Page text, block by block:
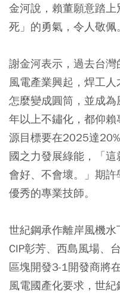
金河說，賴董願意踏
死」的勇氣，令人敬佩
謝金河表示，過去台
風電產業興起，焊工
怎麼變成圓筒，並成
年以上不鏽化，都仰
源目標要在2025達
國之力發展綠能，「
會好、不會壞。」期
優秀的專業技師。
世紀鋼承作離岸風機
CIP彰芳、西島風場、
區塊開發3-1開發商將
風電國產化要求，世